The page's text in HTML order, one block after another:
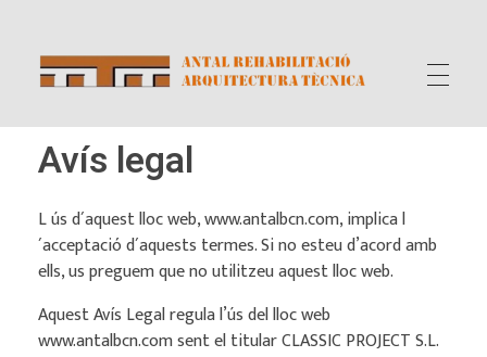
Avís legal
L ús d´aquest lloc web, www.antalbcn.com, implica l
´acceptació d´aquests termes. Si no esteu d’acord amb
ells, us preguem que no utilitzeu aquest lloc web.
Aquest Avís Legal regula l’ús del lloc web
www.antalbcn.com sent el titular CLASSIC PROJECT S.L.